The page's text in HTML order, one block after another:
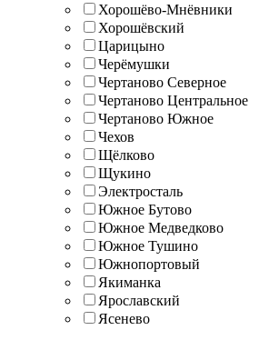
Хорошёво-Мнёвники
Хорошёвский
Царицыно
Черёмушки
Чертаново Северное
Чертаново Центральное
Чертаново Южное
Чехов
Щёлково
Щукино
Электросталь
Южное Бутово
Южное Медведково
Южное Тушино
Южнопортовый
Якиманка
Ярославский
Ясенево